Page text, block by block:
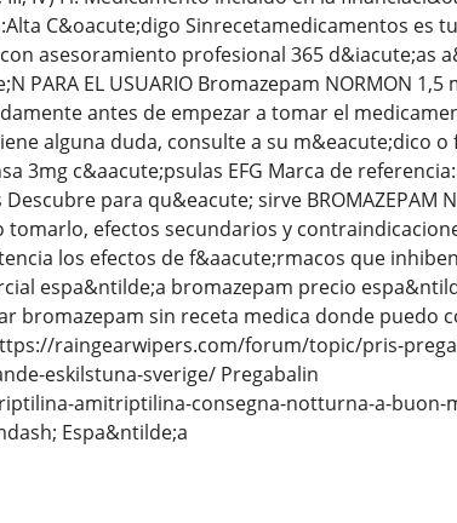
C&oacute;digo Sinrecetamedicamentos es
asesoramiento profesional 365 d&iacute;as
PARA EL USUARIO Bromazepam NORMON
antes de empezar a tomar el
alguna duda, consulte a su m&eacute;dico
3mg c&aacute;psulas EFG Marca de
para qu&eacute; sirve BROMAZEPAM
tomarlo, efectos secundarios y
los efectos de f&aacute;rmacos que
espa&ntilde;a bromazepam precio
bromazepam sin receta medica donde puedo
raingearwipers.com/forum/topic/pris-
eskilstuna-sverige/ Pregabalin
amitriptilina-consegna-notturna-a-buon-
Espa&ntilde;a